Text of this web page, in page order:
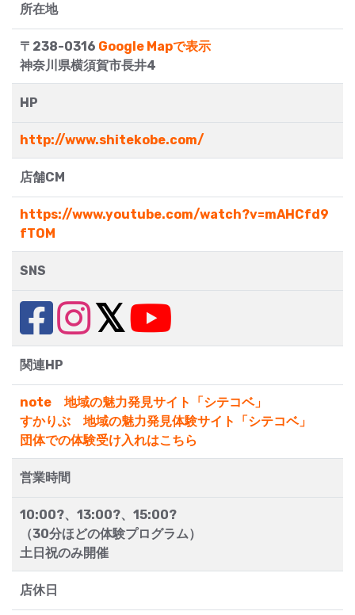
所在地
〒238-0316 Google Mapで表示
神奈川県横須賀市長井4
HP
http://www.shitekobe.com/
店舗CM
https://www.youtube.com/watch?v=mAHCfd9
fTOM
SNS
関連HP
note 地域の魅力発見サイト「シテコベ」
すかりぶ 地域の魅力発見体験サイト「シテコベ」
団体での体験受け入れはこちら
営業時間
10:00?、13:00?、15:00?
（30分ほどの体験プログラム）
土日祝のみ開催
店休日